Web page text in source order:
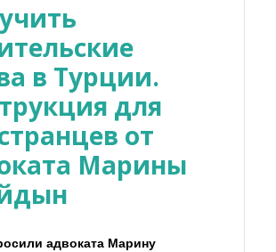
в Турции.
для
от
Марины
адвоката Марину